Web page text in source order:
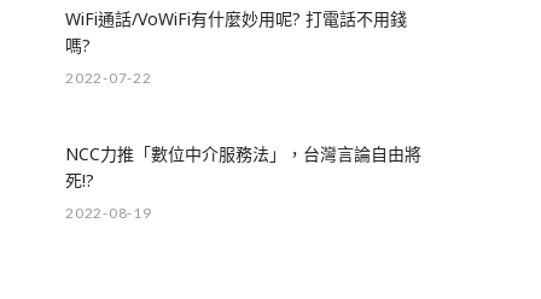
WiFi通話/VoWiFi有什麼妙用呢? 打電話不用錢
嗎?
2022-07-22
NCC力推「數位中介服務法」，台灣言論自由將
死!?
2022-08-19